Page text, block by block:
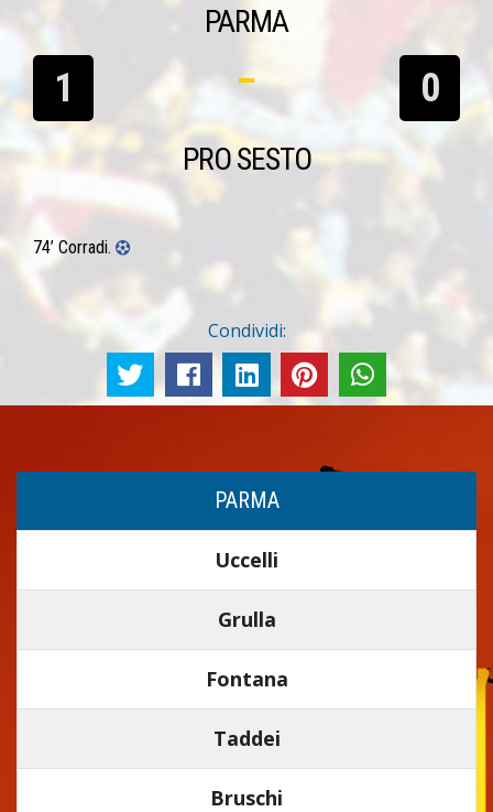
PARMA
1 0
PRO SESTO
74’ Corradi.
Condividi:
PARMA
Uccelli
Grulla
Fontana
Taddei
Bruschi